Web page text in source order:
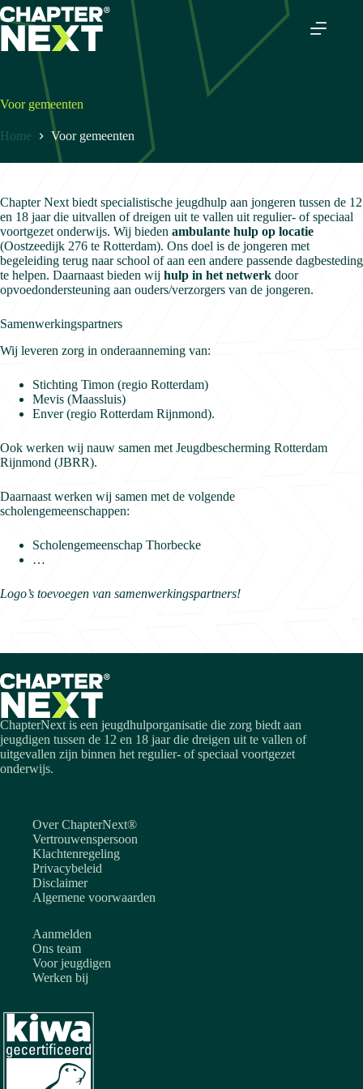
Ga
naar
de
inhoud
Voor gemeenten
Home Voor gemeenten
Chapter Next biedt specialistische jeugdhulp aan jongeren tussen de 12
en 18 jaar die uitvallen of dreigen uit te vallen uit regulier- of speciaal
voortgezet onderwijs. Wij bieden ambulante hulp op locatie
(Oostzeedijk 276 te Rotterdam). Ons doel is de jongeren met
begeleiding terug naar school of aan een andere passende dagbesteding
te helpen. Daarnaast bieden wij hulp in het netwerk door
opvoedondersteuning aan ouders/verzorgers van de jongeren.
Samenwerkingspartners
Wij leveren zorg in onderaanneming van:
Stichting Timon (regio Rotterdam)
Mevis (Maassluis)
Enver (regio Rotterdam Rijnmond).
Ook werken wij nauw samen met Jeugdbescherming Rotterdam
Rijnmond (JBRR).
Daarnaast werken wij samen met de volgende
scholengemeenschappen:
Scholengemeenschap Thorbecke
…
Logo’s toevoegen van samenwerkingspartners!
ChapterNext is een jeugdhulporganisatie die zorg biedt aan
jeugdigen tussen de 12 en 18 jaar die dreigen uit te vallen of
uitgevallen zijn binnen het regulier- of speciaal voortgezet
onderwijs.
Over ChapterNext®
Vertrouwenspersoon
Klachtenregeling
Privacybeleid
Disclaimer
Algemene voorwaarden
Aanmelden
Ons team
Voor jeugdigen
Werken bij